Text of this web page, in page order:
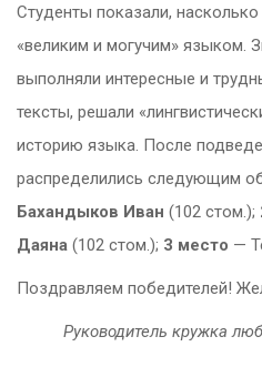
Студенты показали,
«великим и могучим» языком.
выполняли интересные и
тексты, решали
историю языка. После
распределились следующим
Бахандыков Иван (102 стом.);
Даяна (102 стом.); 3 место —
Поздравляем победителей!
Руководитель кружка